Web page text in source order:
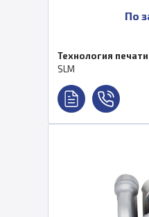
По
Технология печати
SLM